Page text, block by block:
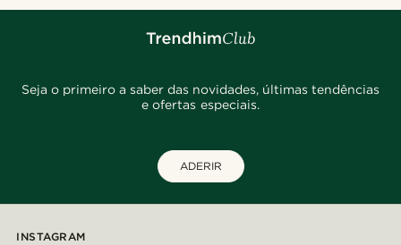
Seja o primeiro a saber das novidades, últimas tendências
e ofertas especiais.
ADERIR
INSTAGRAM